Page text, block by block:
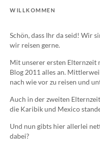
WILLKOMMEN
Schön, dass Ihr da seid! Wir
wir reisen gerne.
Mit unserer ersten Elternzeit
Blog 2011 alles an.
nach wie vor zu reisen und
Auch in der zweiten
die Karibik und Mexico
Und nun gibts hier allerlei
dabei?